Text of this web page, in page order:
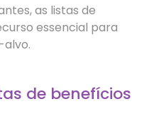
as listas de
essencial para
de benefícios